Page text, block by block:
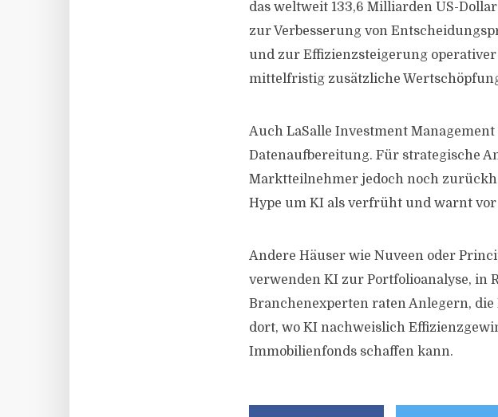
das weltweit 133,6 Milliarden US-
zur Verbesserung von
und zur Effizienzsteigerung
mittelfristig zusätzliche
Auch LaSalle Investment
Datenaufbereitung. Für strategische
Marktteilnehmer jedoch noch
Hype um KI als verfrüht und warnt
Andere Häuser wie Nuveen oder
verwenden KI zur Portfolioanalyse, in
Branchenexperten raten Anlegern,
dort, wo KI nachweislich
Immobilienfonds schaffen kann.